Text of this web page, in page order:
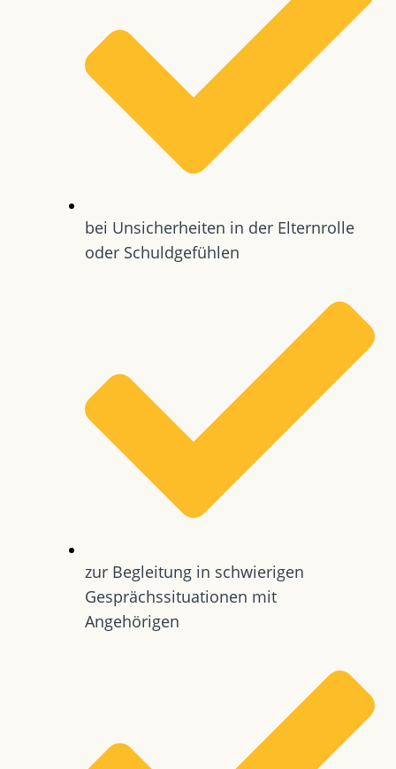
bei Unsicherheiten in der Elternrolle
oder Schuldgefühlen
zur Begleitung in schwierigen
Gesprächssituationen mit
Angehörigen